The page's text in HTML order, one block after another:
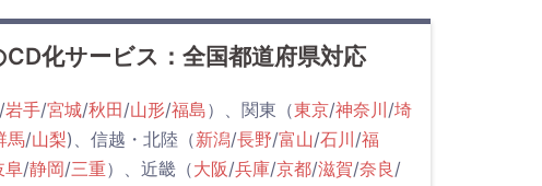
CD化サービス：全国都道府県対応
/岩手/宮城/秋田/山形/福島）、関東（東京/神奈川 /埼
馬/山梨)、信越・北陸（新潟/長野/富山/石川 /福
阜/静岡/三重）、近畿（大阪/兵庫/京都/滋賀/奈良 /